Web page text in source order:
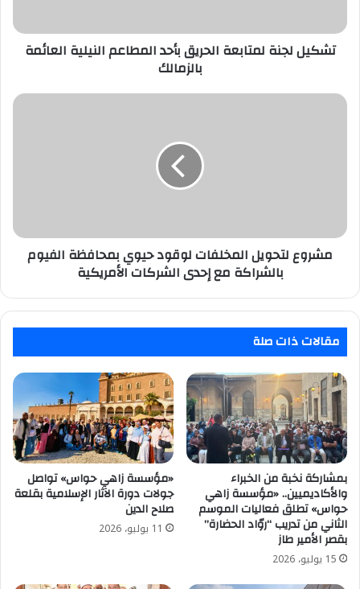
بالزمالك
تشكيل لجنة لمتابعة الحريق بأحد المطاعم النيلية العائمة
بالزمالك
مشروع
مع
إحدىمشروع لتحويل المخلفات لوقود حيوي بمحافظة الفيوم
بالشراكة مع إحدى الشركات الأمريكية
مقالات ذات صلة
بمشاركة نخبة من الخبراء
والأكاديميين.. «مؤسسة زاهي
حواس» تطلق فعاليات الموسم
الثاني من تدريب “روّاد الحضارة”
بقصر الأمير طاز
15 يوليو، 2026
«مؤسسة زاهي حواس» تواصل
جولات دورة الآثار الإسلامية بقلعة
صلاح الدين
11 يوليو، 2026